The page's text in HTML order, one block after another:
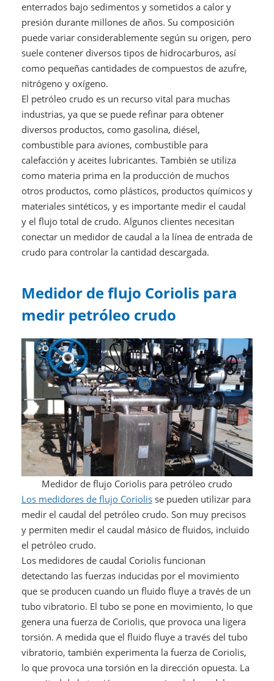
enterrados bajo sedimentos y sometidos a calor y
presión durante millones de años. Su composición
puede variar considerablemente según su origen, pero
suele contener diversos tipos de hidrocarburos, así
como pequeñas cantidades de compuestos de azufre,
nitrógeno y oxígeno.
El petróleo crudo es un recurso vital para muchas
industrias, ya que se puede refinar para obtener
diversos productos, como gasolina, diésel,
combustible para aviones, combustible para
calefacción y aceites lubricantes. También se utiliza
como materia prima en la producción de muchos
otros productos, como plásticos, productos químicos y
materiales sintéticos, y es importante medir el caudal
y el flujo total de crudo. Algunos clientes necesitan
conectar un medidor de caudal a la línea de entrada de
crudo para controlar la cantidad descargada.
Medidor de flujo Coriolis para
medir petróleo crudo
Medidor de flujo Coriolis para petróleo crudo
Los medidores de flujo Coriolisse pueden utilizar para
medir el caudal del petróleo crudo. Son muy precisos
y permiten medir el caudal másico de fluidos, incluido
el petróleo crudo.
Los medidores de caudal Coriolis funcionan
detectando las fuerzas inducidas por el movimiento
que se producen cuando un fluido fluye a través de un
tubo vibratorio. El tubo se pone en movimiento, lo que
genera una fuerza de Coriolis, que provoca una ligera
torsión. A medida que el fluido fluye a través del tubo
vibratorio, también experimenta la fuerza de Coriolis,
lo que provoca una torsión en la dirección opuesta. La